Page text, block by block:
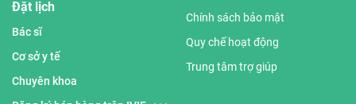
Đặt lịch
Bác sĩ
Cơ sở y tế
Chuyên khoa
Chính sách bảo mật
Quy chế hoạt động
Trung tâm trợ giúp